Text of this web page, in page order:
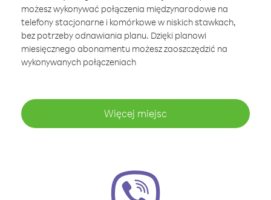
możesz wykonywać połączenia międzynarodowe na
telefony stacjonarne i komórkowe w niskich stawkach,
bez potrzeby odnawiania planu. Dzięki planowi
miesięcznego abonamentu możesz zaoszczędzić na
wykonywanych połączeniach
Więcej miejsc